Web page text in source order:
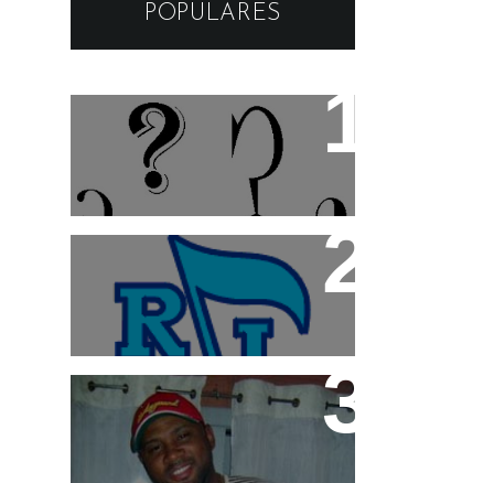
POPULARES
Os apelidos das musicas
Radio Imprensa: "A casa
do Funk"
Márcio G